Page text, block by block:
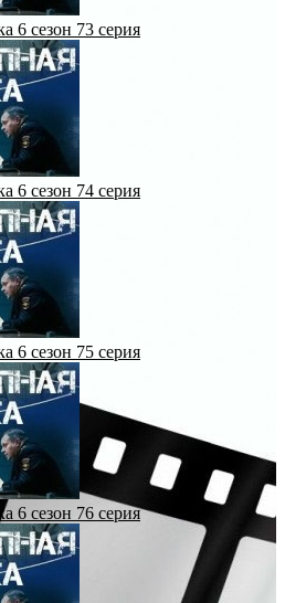
6 сезон 73 серия
6 сезон 74 серия
6 сезон 75 серия
6 сезон 76 серия